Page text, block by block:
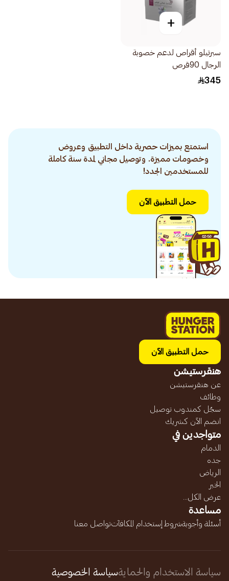
+
سبرتيلو أقراص لدعم خصوبة
الرجال 90قرص
345
استمتع بميزات حصرية داخل التطبيق وعروض
وخصومات مميزة. وتوصيل مجاني لمدة سنة كاملة
للمستخدمين الجدد!
حمل التطبيق الآن
حمل التطبيق الآن
هنقرستيشن
عن هنقرستيشن
وظائف
سجّل كمندوب توصيل
انضم الآن كشريك
متواجدين في
الدمام
جده
الرياض
الخبر
عرض الكل...
مساعدة
أسئلة وأجوبةشروط إستخدام المكافآتتواصل معنا
سياسة الاستخدام والحمايةسياسة الخصوصية